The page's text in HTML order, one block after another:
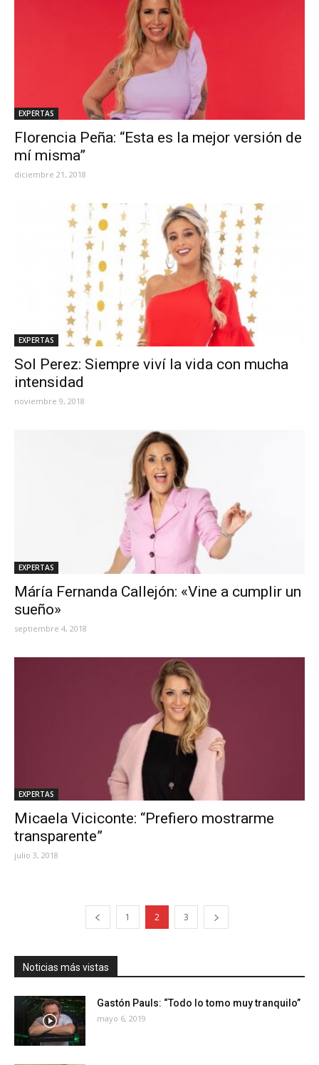
EXPERTAS
Florencia Peña: “Esta es la mejor versión de
mí misma”
diciembre 21, 2018
EXPERTAS
Sol Perez: Siempre viví la vida con mucha
intensidad
noviembre 9, 2018
EXPERTAS
Máría Fernanda Callejón: «Vine a cumplir un
sueño»
septiembre 4, 2018
EXPERTAS
Micaela Viciconte: “Prefiero mostrarme
transparente”
julio 3, 2018
1 2 3
Noticias más vistas
Gastón Pauls: “Todo lo tomo muy tranquilo”
mayo 6, 2019